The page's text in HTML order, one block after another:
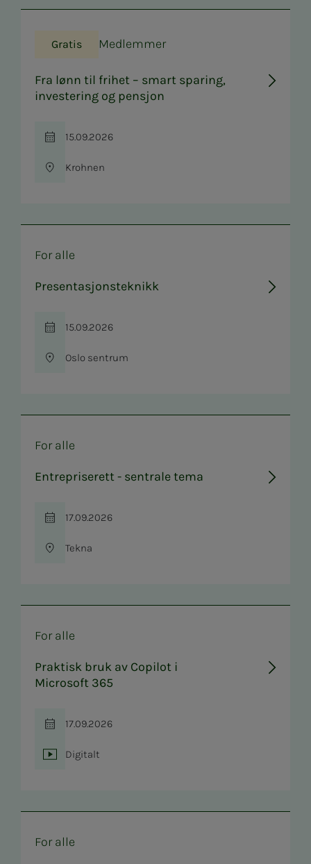
Gratis Medlemmer
Fra lønn til frihet – smart sparing,
investering og pensjon
Tid
15.09.2026
Sted
Krohnen
For alle
Presentasjonsteknikk
Tid
15.09.2026
Sted
Oslo sentrum
For alle
Entrepriserett - sentrale tema
Tid
17.09.2026
Sted
Tekna
For alle
Praktisk bruk av Copilot i
Microsoft 365
Tid
17.09.2026
Sted
Digitalt
For alle